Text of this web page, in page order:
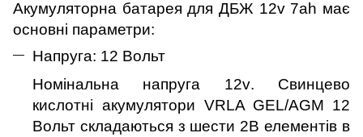
Акумуляторна батарея для ДБЖ 12v 7ah має
основні параметри:
Напруга: 12 Вольт
Номінальна напруга 12v. Свинцево
кислотні акумулятори VRLA GEL/AGM 12
Вольт складаються з шести 2В елементів в